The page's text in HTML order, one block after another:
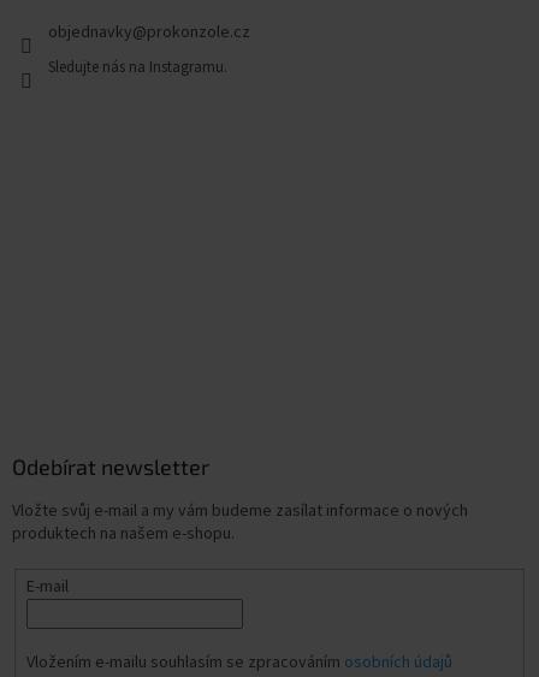
objednavky@prokonzole.cz
Odebírat newsletter
Vložte svůj e-mail a my vám budeme zasílat informace o nových
produktech na našem e-shopu.
E-mail
Vložením e-mailu souhlasím se zpracováním osobních údajů